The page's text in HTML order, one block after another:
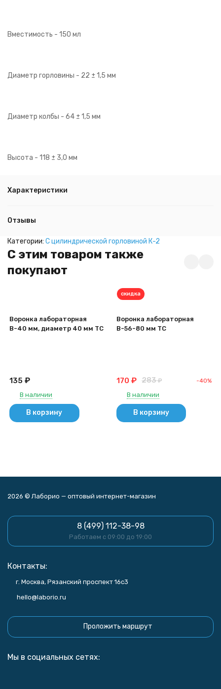
Вместимость - 150 мл
Диаметр горловины - 22 ± 1,5 мм
Диаметр колбы - 64 ± 1,5 мм
Высота - 118 ± 3,0 мм
Характеристики
Отзывы
Категории: С цилиндрической горловиной К-2
C этим товаром также
покупают
Воронка лабораторная
В-40 мм, диаметр 40 мм ТС
135 ₽
В наличии
В корзину
скидка
Воронка лабораторная
В-56-80 мм ТС
170 ₽ 283 ₽ -40%
В наличии
В корзину
2026 © Лаборио — оптовый интернет-магазин
8 (499) 112-38-98
Работаем с 09:00 до 19:00
Контакты:
г. Москва, Рязанский проспект 16с3
hello@laborio.ru
Проложить маршрут
Мы в социальных сетях: